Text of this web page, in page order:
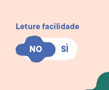
Leture facilidade
NO SÌ
NO SÌ